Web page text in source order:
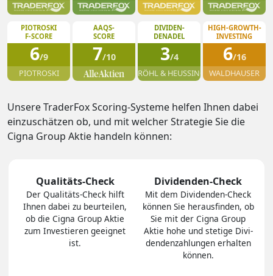
PIOTROSKI
F-SCORE
6/9
PIOTROSKI
AAQS-
SCORE
7/10
DIVIDEN-
DENADEL
3/4
RÖHL & HEUSSINGER
HIGH-GROWTH-
INVESTING
6/16
WALDHAUSER
Unsere TraderFox Scoring-Systeme helfen Ihnen dabei
einzuschätzen ob, und mit welcher Strategie Sie die
Cigna Group Aktie handeln können:
Qualitäts-Check
Der Quali­täts-Check hilft
Ihnen dabei zu be­ur­tei­len,
ob die Cigna Group Aktie
zum In­ves­tie­ren geeig­net
ist.
Dividenden-Check
Mit dem Divi­den­den-Check
können Sie heraus­finden, ob
Sie mit der Cigna Group
Aktie hohe und stetige Divi­
den­den­zah­lungen er­hal­ten
können.